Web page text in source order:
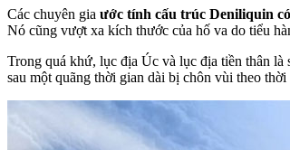
Các chuyên gia ước tính cấu trúc Deniliquin
Nó cũng vượt xa kích thước của hố va do tiểu
Trong quá khứ, lục địa Úc và lục địa tiền thân
sau một quãng thời gian dài bị chôn vùi theo